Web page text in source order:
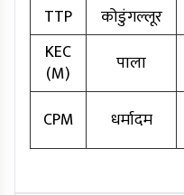
TTP
कोडुंगल्लूर
KEC
(M)
पाला
CPM धर्मादम